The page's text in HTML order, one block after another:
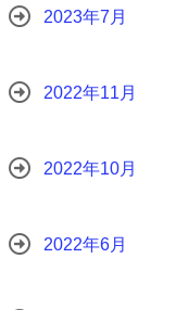
2023年7月
2022年11月
2022年10月
2022年6月